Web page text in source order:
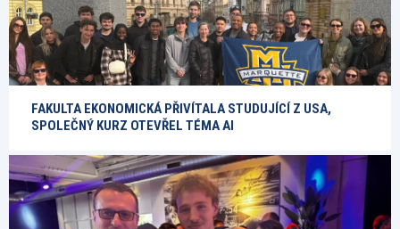
FAKULTA EKONOMICKÁ PŘIVÍTALA STUDUJÍCÍ Z USA,
SPOLEČNÝ KURZ OTEVŘEL TÉMA AI